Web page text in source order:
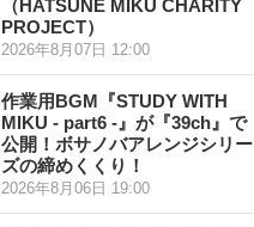
（HATSUNE MIKU CHARITY
PROJECT）
2026年8月07日 12:00
作業用BGM『STUDY WITH
MIKU - part6 -』が『39ch』で
公開！ボサノバアレンジシリー
ズの締めくくり！
2026年8月06日 19:00